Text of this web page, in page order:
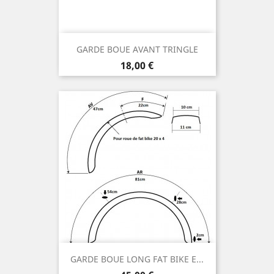
GARDE BOUE AVANT TRINGLE
Prix
18,00 €
GARDE BOUE LONG FAT BIKE E...